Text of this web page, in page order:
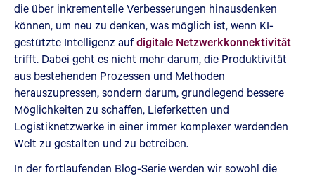
die über inkrementelle Verbesserungen hinausdenken
können, um neu zu denken, was möglich ist, wenn KI-
gestützte Intelligenz aufdigitale Netzwerkkonnektivität
trifft. Dabei geht es nicht mehr darum, die Produktivität
aus bestehenden Prozessen und Methoden
herauszupressen, sondern darum, grundlegend bessere
Möglichkeiten zu schaffen, Lieferketten und
Logistiknetzwerke in einer immer komplexer werdenden
Welt zu gestalten und zu betreiben.
In der fortlaufenden Blog-Serie werden wir sowohl die